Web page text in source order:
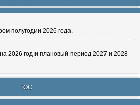
полугодии 2026 года.
2026 год и плановый период 2027 и 2028
ТОС